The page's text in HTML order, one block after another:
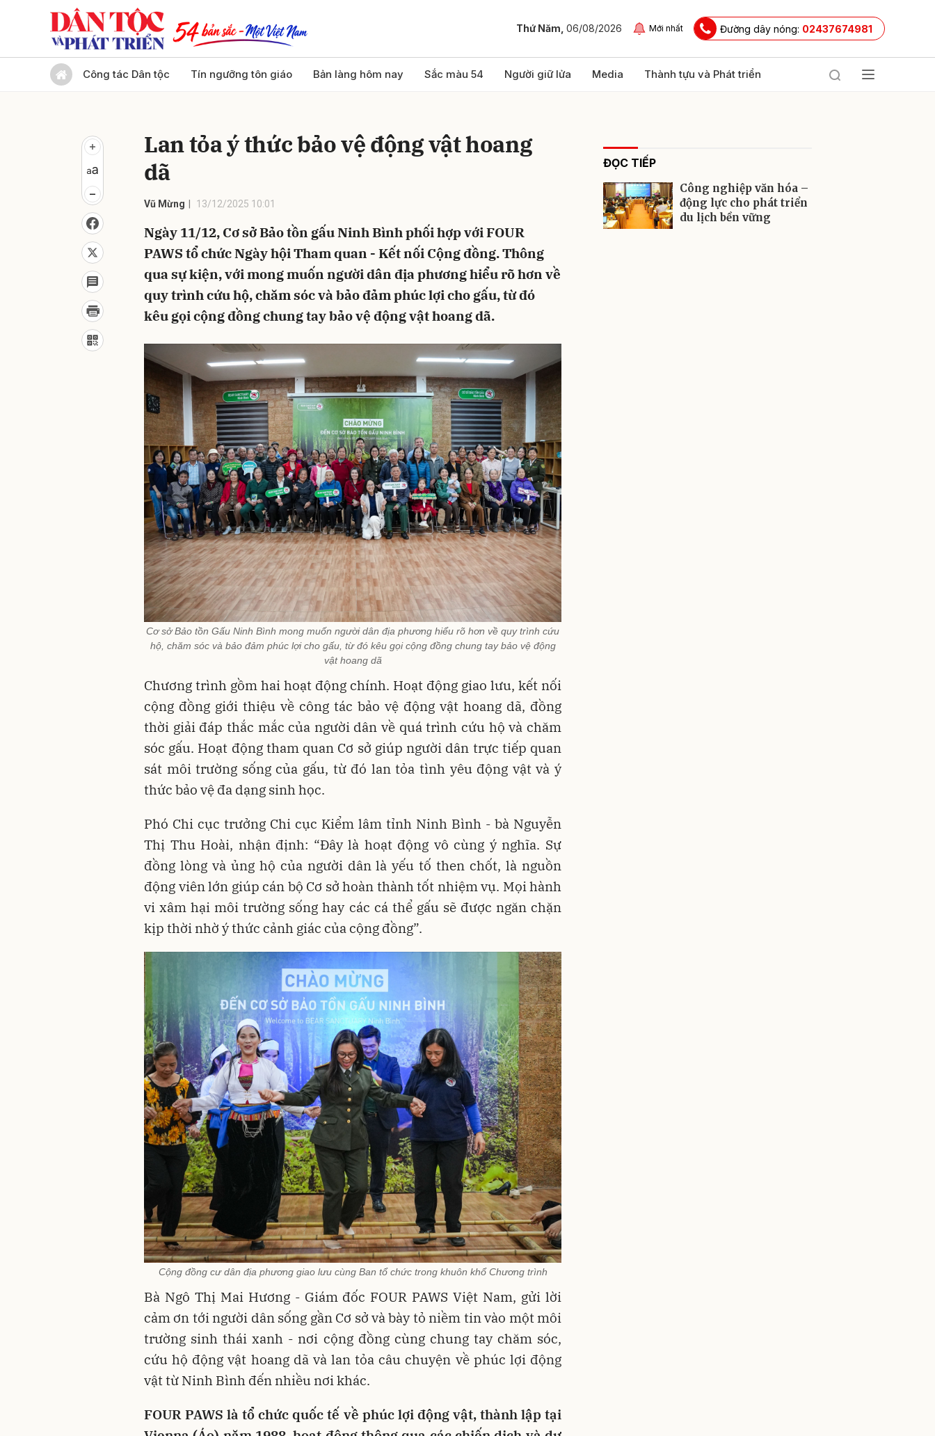
Thứ Năm, 06/08/2026 Mới nhất Đường dây nóng: 02437674981
Công tác Dân tộc Tín ngưỡng tôn giáo Bản làng hôm nay Sắc màu 54 Người giữ lửa Media Thành tựu và Phát triển
Lan tỏa ý thức bảo vệ động vật hoang
dã
Vũ Mừng 13/12/2025 10:01
Ngày 11/12, Cơ sở Bảo tồn gấu Ninh Bình phối hợp với FOUR
PAWS tổ chức Ngày hội Tham quan - Kết nối Cộng đồng. Thông
qua sự kiện, với mong muốn người dân địa phương hiểu rõ hơn về
quy trình cứu hộ, chăm sóc và bảo đảm phúc lợi cho gấu, từ đó
kêu gọi cộng đồng chung tay bảo vệ động vật hoang dã.
Cơ sở Bảo tồn Gấu Ninh Bình mong muốn người dân địa phương hiểu rõ hơn về quy trình cứu
hộ, chăm sóc và bảo đảm phúc lợi cho gấu, từ đó kêu gọi cộng đồng chung tay bảo vệ động
vật hoang dã
Chương trình gồm hai hoạt động chính. Hoạt động giao lưu, kết nối
cộng đồng giới thiệu về công tác bảo vệ động vật hoang dã, đồng
thời giải đáp thắc mắc của người dân về quá trình cứu hộ và chăm
sóc gấu. Hoạt động tham quan Cơ sở giúp người dân trực tiếp quan
sát môi trường sống của gấu, từ đó lan tỏa tình yêu động vật và ý
thức bảo vệ đa dạng sinh học.
Phó Chi cục trưởng Chi cục Kiểm lâm tỉnh Ninh Bình - bà Nguyễn
Thị Thu Hoài, nhận định: “Đây là hoạt động vô cùng ý nghĩa. Sự
đồng lòng và ủng hộ của người dân là yếu tố then chốt, là nguồn
động viên lớn giúp cán bộ Cơ sở hoàn thành tốt nhiệm vụ. Mọi hành
vi xâm hại môi trường sống hay các cá thể gấu sẽ được ngăn chặn
kịp thời nhờ ý thức cảnh giác của cộng đồng”.
Cộng đồng cư dân địa phương giao lưu cùng Ban tổ chức trong khuôn khổ Chương trình
Bà Ngô Thị Mai Hương - Giám đốc FOUR PAWS Việt Nam, gửi lời
cảm ơn tới người dân sống gần Cơ sở và bày tỏ niềm tin vào một môi
trường sinh thái xanh - nơi cộng đồng cùng chung tay chăm sóc,
cứu hộ động vật hoang dã và lan tỏa câu chuyện về phúc lợi động
vật từ Ninh Bình đến nhiều nơi khác.
FOUR PAWS là tổ chức quốc tế về phúc lợi động vật, thành lập tại
ĐỌC TIẾP
Công nghiệp văn hóa –
động lực cho phát triển
du lịch bền vững
Gửi bình luận
Gửi